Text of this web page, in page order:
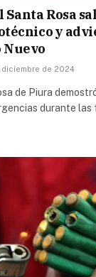
Rosa
y
Nuevo
diciembre de 2024
de Piura
durante las